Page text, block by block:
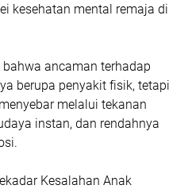
kesehatan mental remaja di
ancaman terhadap
berupa penyakit fisik, tetapi
melalui tekanan
instan, dan rendahnya
Kesalahan Anak